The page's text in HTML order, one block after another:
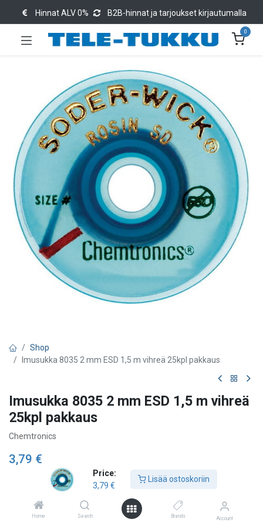
Price:
3,79 €
Lisää ostoskoriin
Home Search Brands Account
Hinnat ALV 0% B2B-hinnat ja tarjoukset kirjautumalla
0
Shop
Imusukka 8035 2 mm ESD 1,5 m vihreä 25kpl pakkaus
Imusukka 8035 2 mm ESD 1,5 m vihreä
25kpl pakkaus
Chemtronics
3,79 €
Lisää ostoskoriin